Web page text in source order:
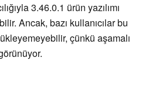
3.46.0.1 ürün yazılımı
Ancak, bazı kullanıcılar bu
çünkü aşamalı